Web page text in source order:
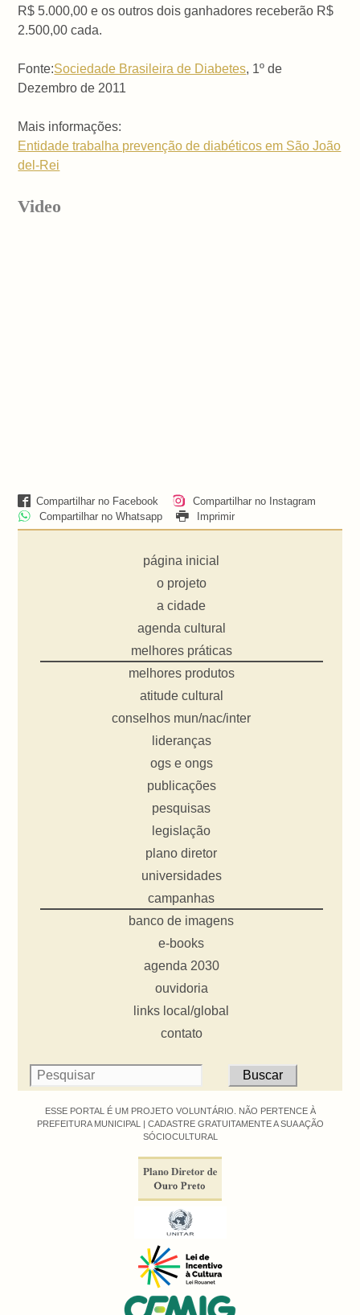
R$ 5.000,00 e os outros dois ganhadores receberão R$
2.500,00 cada.
Fonte:Sociedade Brasileira de Diabetes, 1º de
Dezembro de 2011
Mais informações:
Entidade trabalha prevenção de diabéticos em São João
del-Rei
Video
Compartilhar no Facebook
Compartilhar no Instagram
Compartilhar no Whatsapp
Imprimir
página inicial
o projeto
a cidade
agenda cultural
melhores práticas
melhores produtos
atitude cultural
conselhos mun/nac/inter
lideranças
ogs e ongs
publicações
pesquisas
legislação
plano diretor
universidades
campanhas
banco de imagens
e-books
agenda 2030
ouvidoria
links local/global
contato
ESSE PORTAL É UM PROJETO VOLUNTÁRIO. NÃO PERTENCE À
PREFEITURA MUNICIPAL | CADASTRE GRATUITAMENTE A SUA AÇÃO
SÓCIOCULTURAL